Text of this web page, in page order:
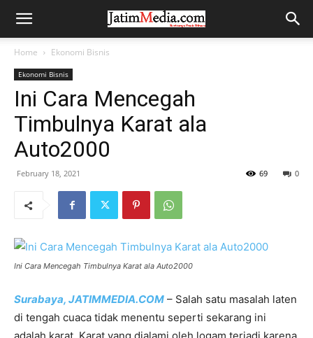
Home Ekonomi Bisnis
Ekonomi Bisnis
Ini Cara Mencegah
Timbulnya Karat ala
Auto2000
February 18, 2021 0
69
Ini Cara Mencegah Timbulnya Karat ala Auto2000
Surabaya, JATIMMEDIA.COM – Salah satu masalah laten
di tengah cuaca tidak menentu seperti sekarang ini